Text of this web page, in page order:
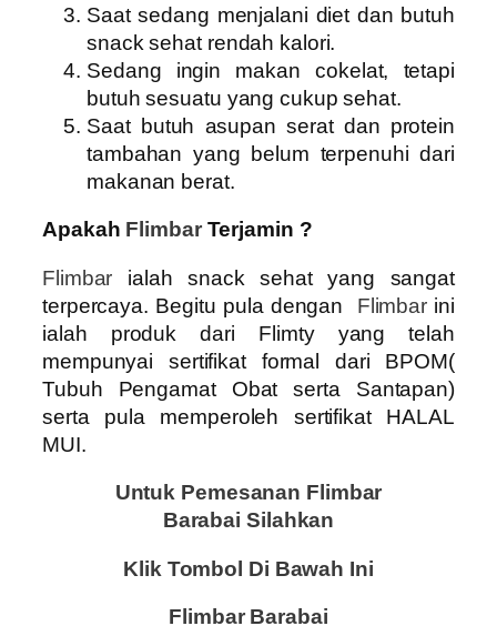
Saat sedang menjalani diet dan butuh
snack sehat rendah kalori.
Sedang ingin makan cokelat, tetapi
butuh sesuatu yang cukup sehat.
Saat butuh asupan serat dan protein
tambahan yang belum terpenuhi dari
makanan berat.
Apakah FlimbarTerjamin ?
Flimbar ialah snack sehat yang sangat
terpercaya. Begitu pula dengan Flimbar ini
ialah produk dari Flimty yang telah
mempunyai sertifikat formal dari BPOM(
Tubuh Pengamat Obat serta Santapan)
serta pula memperoleh sertifikat HALAL
MUI.
Untuk Pemesanan Flimbar
Barabai Silahkan
Klik Tombol Di Bawah Ini
Flimbar Barabai